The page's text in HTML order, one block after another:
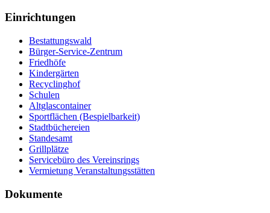
Einrichtungen
Bestattungswald
Bürger-Service-Zentrum
Friedhöfe
Kindergärten
Recyclinghof
Schulen
Altglascontainer
Sportflächen (Bespielbarkeit)
Stadtbüchereien
Standesamt
Grillplätze
Servicebüro des Vereinsrings
Vermietung Veranstaltungsstätten
Dokumente